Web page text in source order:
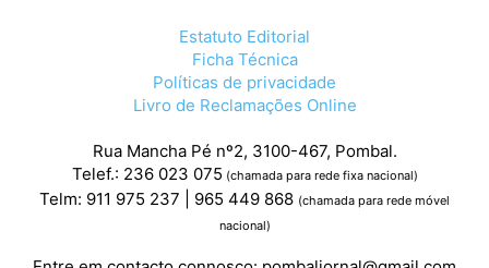
Estatuto Editorial
Ficha Técnica
Políticas de privacidade
Livro de Reclamações Online
Rua Mancha Pé nº2, 3100-467, Pombal.
Telef.: 236 023 075 (chamada para rede fixa nacional)
Telm: 911 975 237 | 965 449 868 (chamada para rede móvel
nacional)